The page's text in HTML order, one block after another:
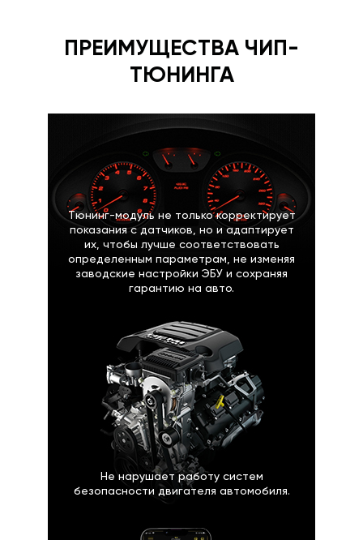
ПРЕИМУЩЕСТВА ЧИП-
ТЮНИНГА
Тюнинг-модуль не только корректирует
показания с датчиков, но и адаптирует
их, чтобы лучше соответствовать
определенным параметрам, не изменяя
заводские настройки ЭБУ и сохраняя
гарантию на авто.
Не нарушает работу систем
безопасности двигателя автомобиля.